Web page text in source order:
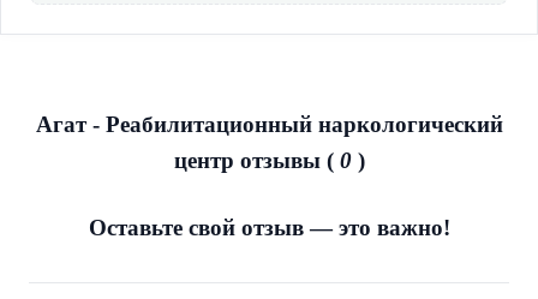
применяется программа 12 шагов, метод
что позволяет как самому зависимому, так и членам его
семьи, вернуться к нормальной жизни, обрести радость и
Агат - Реабилитационный наркологический
центр отзывы ( 0)
Оставьте свой отзыв — это важно!